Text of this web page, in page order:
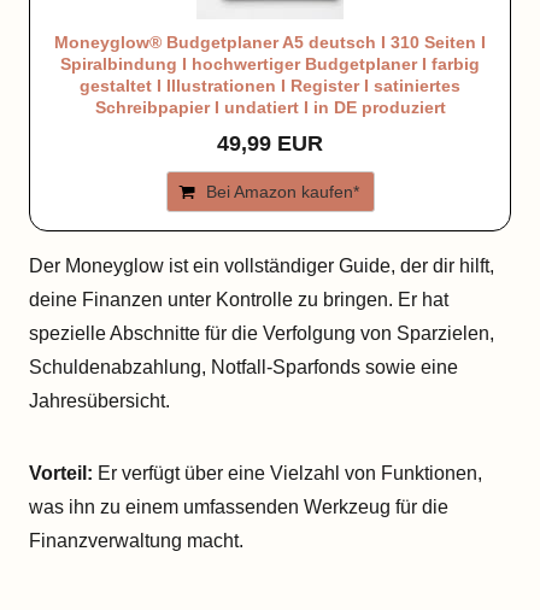
Moneyglow® Budgetplaner A5 deutsch I 310 Seiten I
Spiralbindung I hochwertiger Budgetplaner I farbig
gestaltet I Illustrationen I Register I satiniertes
Schreibpapier I undatiert I in DE produziert
49,99 EUR
Bei Amazon kaufen*
Der Moneyglow ist ein vollständiger Guide, der dir hilft,
deine Finanzen unter Kontrolle zu bringen. Er hat
spezielle Abschnitte für die Verfolgung von Sparzielen,
Schuldenabzahlung, Notfall-Sparfonds sowie eine
Jahresübersicht.
Vorteil: Er verfügt über eine Vielzahl von Funktionen,
was ihn zu einem umfassenden Werkzeug für die
Finanzverwaltung macht.